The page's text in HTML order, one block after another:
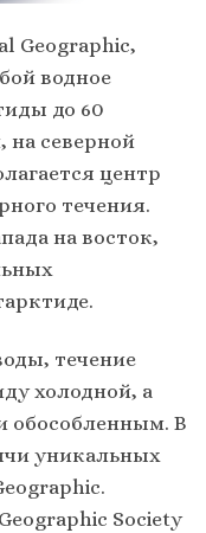
Geographic,
водное
до 60
северной
центр
течения.
на восток,
течение
холодной, а
обособленным. В
уникальных
Society